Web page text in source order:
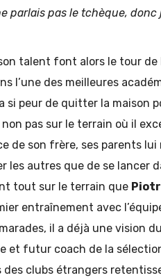
parlais pas le tchèque, donc
talent font alors le tour de
l’une des meilleures
si peur de quitter la maison
pas sur le terrain où il
de son frère, ses parents
les autres que de se lancer
tout sur le terrain que
entraînement avec
il a déjà une vision
et futur coach de la
des clubs étrangers